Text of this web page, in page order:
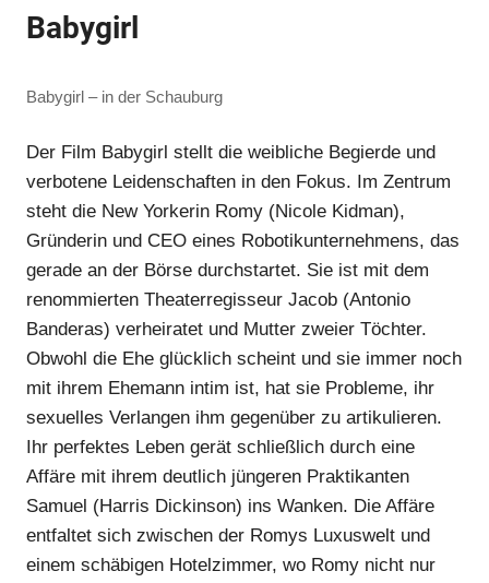
Babygirl
Babygirl – in der Schauburg
Der Film Babygirl stellt die weibliche Begierde und
verbotene Leidenschaften in den Fokus. Im Zentrum
steht die New Yorkerin Romy (Nicole Kidman),
Gründerin und CEO eines Robotikunternehmens, das
gerade an der Börse durchstartet. Sie ist mit dem
renommierten Theaterregisseur Jacob (Antonio
Banderas) verheiratet und Mutter zweier Töchter.
Obwohl die Ehe glücklich scheint und sie immer noch
mit ihrem Ehemann intim ist, hat sie Probleme, ihr
sexuelles Verlangen ihm gegenüber zu artikulieren.
Ihr perfektes Leben gerät schließlich durch eine
Affäre mit ihrem deutlich jüngeren Praktikanten
Samuel (Harris Dickinson) ins Wanken. Die Affäre
entfaltet sich zwischen der Romys Luxuswelt und
einem schäbigen Hotelzimmer, wo Romy nicht nur